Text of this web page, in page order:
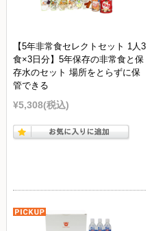
【5年非常食セレクトセット 1人3
食×3日分】5年保存の非常食と保
存水のセット 場所をとらずに保
管できる
¥5,308(税込)